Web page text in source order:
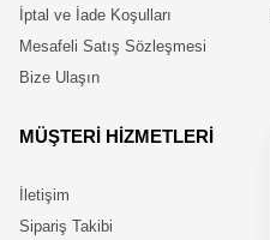
İptal ve İade Koşulları
Mesafeli Satış Sözleşmesi
Bize Ulaşın
MÜŞTERİ HİZMETLERİ
İletişim
Sipariş Takibi